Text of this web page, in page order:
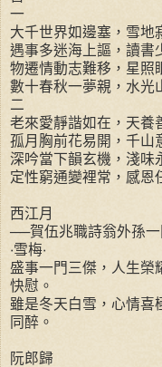
一
大千世界如邊塞，雪地
遇事多迷海上謳，讀書
物遷情動志難移，星照
數十春秋一夢親，水光
二
老來愛靜諧如在，天養
孤月胸前花易開，千山
深吟當下韻玄機，淺味
定性窮通變裡常，感恩
西江月
──賀伍兆職詩翁外孫
‧雪梅‧
盛事一門三傑，人生榮
快慰。
雖是冬天白雪，心情喜
同醉。
阮郎歸